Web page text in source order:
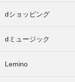
dショッピング
dミュージック
Lemino